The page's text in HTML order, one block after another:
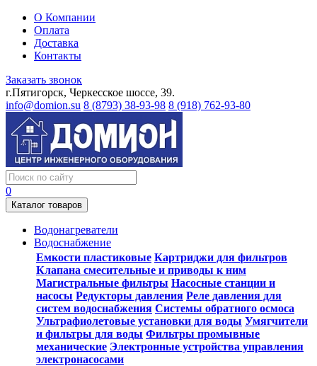
О Компании
Оплата
Доставка
Контакты
Заказать звонок
г.Пятигорск, Черкесское шоссе, 39.
info@domion.su 8 (8793) 38-93-98 8 (918) 762-93-80
0
Каталог товаров
Водонагреватели
Водоснабжение
Емкости пластиковые Картриджи для фильтров
Клапана смесительные и приводы к ним
Магистральные фильтры Насосные станции и
насосы Редукторы давления Реле давления для
систем водоснабжения Системы обратного осмоса
Ультрафиолетовые установки для воды Умягчители
и фильтры для воды Фильтры промывные
механические Электронные устройства управления
электронасосами